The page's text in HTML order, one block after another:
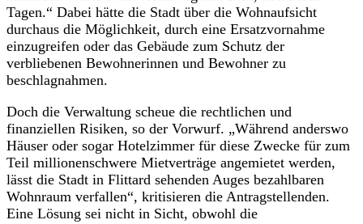
Tagen.“ Dabei hätte die Stadt über die Wohnaufsicht
durchaus die Möglichkeit, durch eine Ersatzvornahme
einzugreifen oder das Gebäude zum Schutz der
verbliebenen Bewohnerinnen und Bewohner zu
beschlagnahmen.
Doch die Verwaltung scheue die rechtlichen und
finanziellen Risiken, so der Vorwurf. „Während anderswo
Häuser oder sogar Hotelzimmer für diese Zwecke für zum
Teil millionenschwere Mietverträge angemietet werden,
lässt die Stadt in Flittard sehenden Auges bezahlbaren
Wohnraum verfallen“, kritisieren die Antragstellenden.
Eine Lösung sei nicht in Sicht, obwohl die